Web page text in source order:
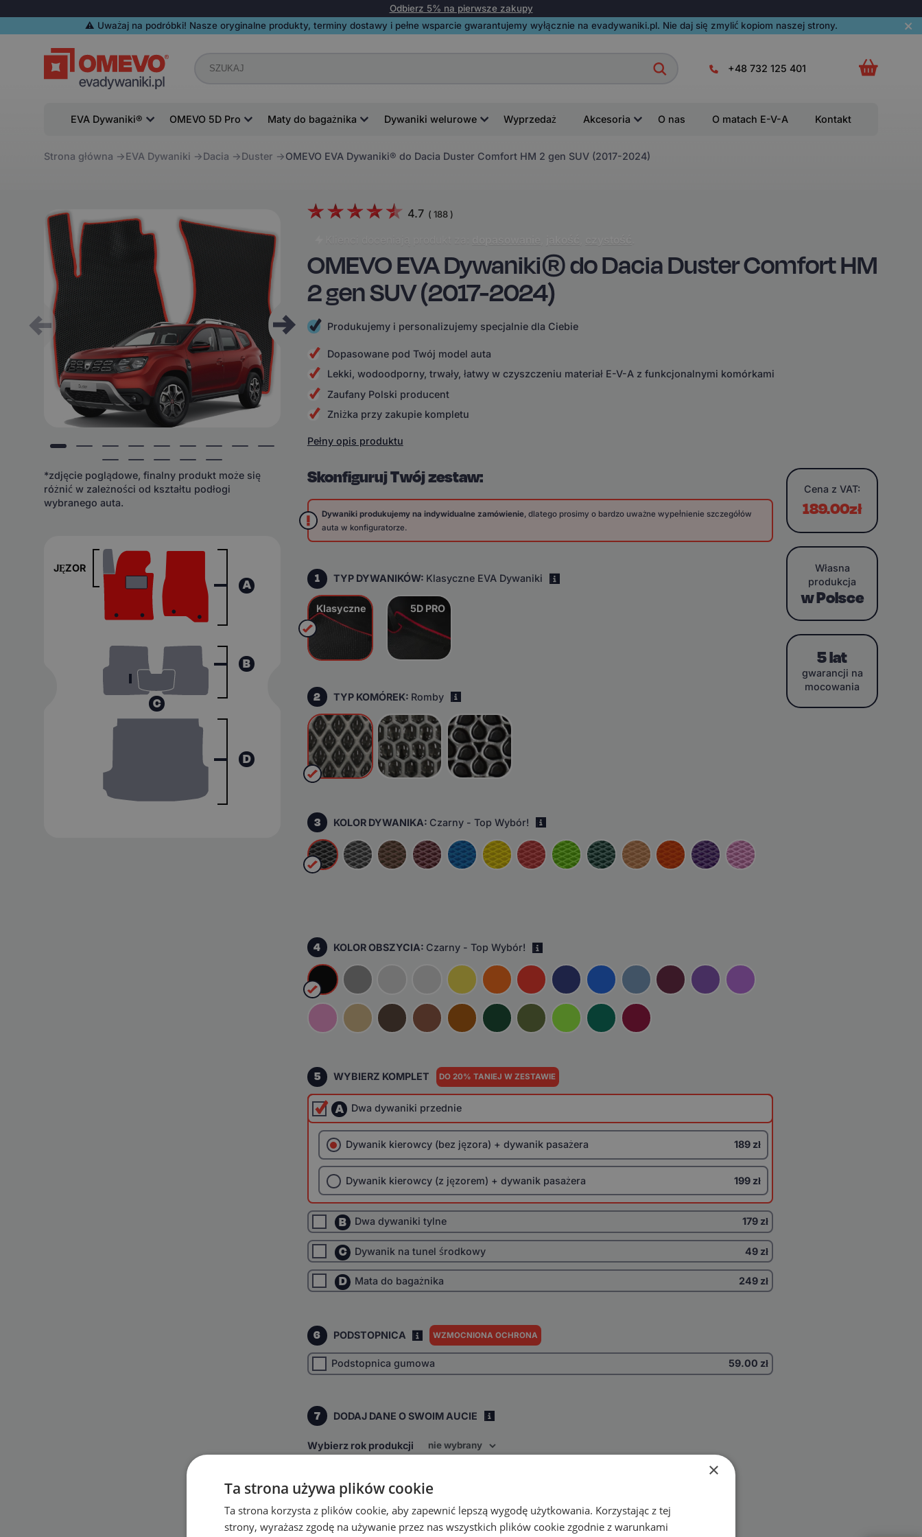
Odbierz 5% na pierwsze zakupy
⚠️️ Uważaj na podróbki! Nasze oryginalne produkty, terminy dostawy i pełne wsparcie gwarantujemy wyłącznie na evadywaniki.pl. Nie daj się zmylić kopiom naszej strony.
+48 732 125 401
EVA Dywaniki® OMEVO 5D Pro Maty do bagażnika Dywaniki welurowe Wyprzedaż Akcesoria O nas O matach E-V-A Kontakt
Strona główna EVA Dywaniki Dacia Duster OMEVO EVA Dywaniki® do Dacia Duster Comfort HM 2 gen SUV (2017-2024)
*zdjęcie poglądowe, finalny produkt może się
różnić w zależności od kształtu podłogi
wybranego auta.
JĘZOR
A
C
B
D
4.7 ( 188)
Klienci doceniają produkt za: dopasowanie jakość czystość
OMEVO EVA Dywaniki® do Dacia Duster Comfort HM
2 gen SUV (2017-2024)
Produkujemy i personalizujemy specjalnie dla Ciebie
Dopasowane pod Twój model auta
Lekki, wodoodporny, trwały, łatwy w czyszczeniu materiał E-V-A z funkcjonalnymi komórkami
Zaufany Polski producent
Zniżka przy zakupie kompletu
Pełny opis produktu
Skonfiguruj Twój zestaw:
Dywaniki produkujemy na indywidualne zamówienie, dlatego prosimy o bardzo uważne wypełnienie szczegółów
auta w konfiguratorze.
1 TYP DYWANIKÓW: Klasyczne EVA Dywaniki
Klasyczne 5D PRO
2 TYP KOMÓREK: Romby
3 KOLOR DYWANIKA: Czarny - Top Wybór!
4 KOLOR OBSZYCIA: Czarny - Top Wybór!
5 WYBIERZ KOMPLET DO 20% TANIEJ W ZESTAWIE
A Dwa dywaniki przednie
Dywanik kierowcy (bez jęzora) + dywanik pasażera 189 zł
Dywanik kierowcy (z jęzorem) + dywanik pasażera 199 zł
B Dwa dywaniki tylne 179 zł
C Dywanik na tunel środkowy 49 zł
D Mata do bagażnika 249 zł
6 PODSTOPNICA WZMOCNIONA OCHRONA
Podstopnica gumowa 59.00 zł
7 DODAJ DANE O SWOIM AUCIE
Wybierz rok produkcji
Przedni
inne
Wybierz skrzynię biegów
Cena z VAT:
189.00zł
Własna
produkcja
w Polsce
5 lat
gwarancji na
mocowania
×
Ta strona używa plików cookie
Ta strona korzysta z plików cookie, aby zapewnić lepszą wygodę użytkowania. Korzystając z tej
strony, wyrażasz zgodę na używanie przez nas wszystkich plików cookie zgodnie z warunkami